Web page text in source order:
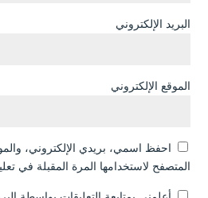
البريد الإلكتروني
الموقع الإلكتروني
احفظ اسمي، بريدي الإلكتروني،
المتصفح لاستخدامها المرة المقبلة في